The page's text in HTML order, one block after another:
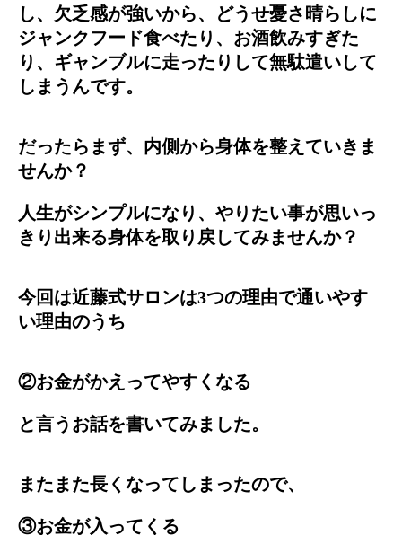
し、欠乏感が強いから、どうせ憂さ晴らしに
ジャンクフード食べたり、お酒飲みすぎた
り、ギャンブルに走ったりして無駄遣いして
しまうんです。
だったらまず、内側から身体を整えていきま
せんか？
人生がシンプルになり、やりたい事が思いっ
きり出来る身体を取り戻してみませんか？
今回は近藤式サロンは3つの理由で通いやす
い理由のうち
②お金がかえってやすくなる
と言うお話を書いてみました。
またまた長くなってしまったので、
③お金が入ってくる